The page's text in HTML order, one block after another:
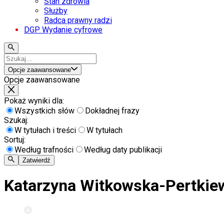
Służby
Radca prawny radzi
DGP Wydanie cyfrowe
Opcje zaawansowane
Opcje zaawansowane
Pokaż wyniki dla:
Wszystkich słów
Dokładnej frazy
Szukaj:
W tytułach i treści
W tytułach
Sortuj:
Według trafności
Według daty publikacji
Zatwierdź
Katarzyna Witkowska-